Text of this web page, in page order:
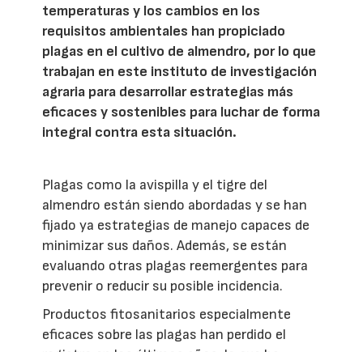
temperaturas y los cambios en los
requisitos ambientales han propiciado
plagas en el cultivo de almendro, por lo que
trabajan en este instituto de investigación
agraria para desarrollar estrategias más
eficaces y sostenibles para luchar de forma
integral contra esta situación.
Plagas como la avispilla y el tigre del
almendro están siendo abordadas y se han
fijado ya estrategias de manejo capaces de
minimizar sus daños. Además, se están
evaluando otras plagas reemergentes para
prevenir o reducir su posible incidencia.
Productos fitosanitarios especialmente
eficaces sobre las plagas han perdido el